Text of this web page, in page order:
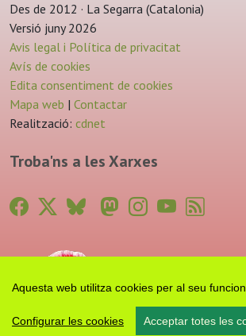
Aquesta web utilitza cookies per al seu
Configurar les cookies Acceptar totes les
Des de 2012 · La Segarra (Catalonia)
Versió juny 2026
Avis legal i Política de privacitat
Avís de cookies
Edita consentiment de cookies
Mapa web | Contactar
Realització: cdnet
Troba'ns a les Xarxes